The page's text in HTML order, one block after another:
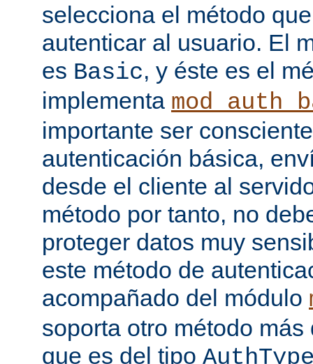
selecciona el método
autenticar al usuario. El
es Basic, y éste es el
implementa
importante ser
autenticación básica,
desde el cliente al
método por tanto, no
proteger datos muy
este método de
acompañado del módulo
soporta otro método
que es del tipo